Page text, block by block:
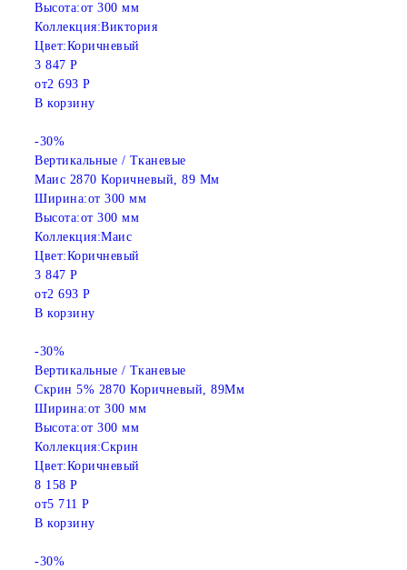
Высота:от 300 мм
Коллекция:Виктория
Цвет:Коричневый
3 847 Р
от2 693 Р
В корзину
-30%
Вертикальные / Тканевые
Маис 2870 Коричневый, 89 Мм
Ширина:от 300 мм
Высота:от 300 мм
Коллекция:Маис
Цвет:Коричневый
3 847 Р
от2 693 Р
В корзину
-30%
Вертикальные / Тканевые
Скрин 5% 2870 Коричневый, 89Мм
Ширина:от 300 мм
Высота:от 300 мм
Коллекция:Скрин
Цвет:Коричневый
8 158 Р
от5 711 Р
В корзину
-30%